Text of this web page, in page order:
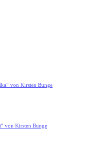
von Kirsten Bunge
von Kirsten Bunge